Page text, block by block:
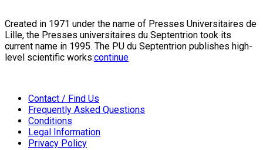
Created in 1971 under the name of Presses Universitaires de
Lille, the Presses universitaires du Septentrion took its
current name in 1995. The PU du Septentrion publishes high-
level scientific works:continue
Contact / Find Us
Frequently Asked Questions
Conditions
Legal Information
Privacy Policy